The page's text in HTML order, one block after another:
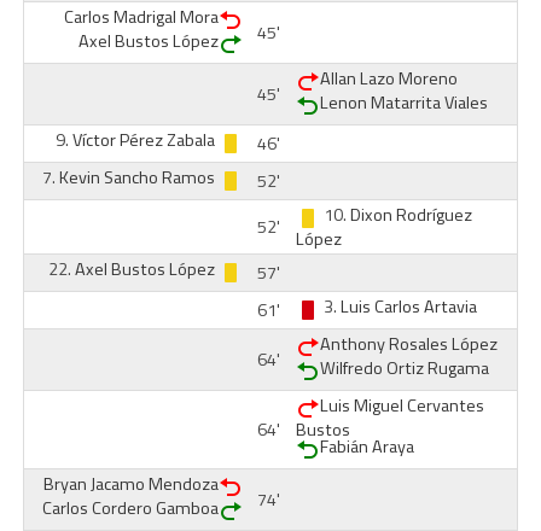
Carlos Madrigal Mora
Axel Bustos López
45'
45'
Allan Lazo Moreno
Lenon Matarrita Viales
9.Víctor Pérez Zabala
46'
7.Kevin Sancho Ramos
52'
52'
10.Dixon Rodríguez
López
22.Axel Bustos López
57'
61'
3.Luis Carlos Artavia
64'
Anthony Rosales López
Wilfredo Ortiz Rugama
64'
Luis Miguel Cervantes
Bustos
Fabián Araya
Bryan Jacamo Mendoza
Carlos Cordero Gamboa
74'